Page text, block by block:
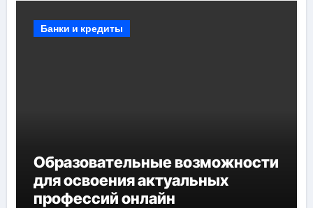
Банки и кредиты
Образовательные возможности
для освоения актуальных
профессий онлайн